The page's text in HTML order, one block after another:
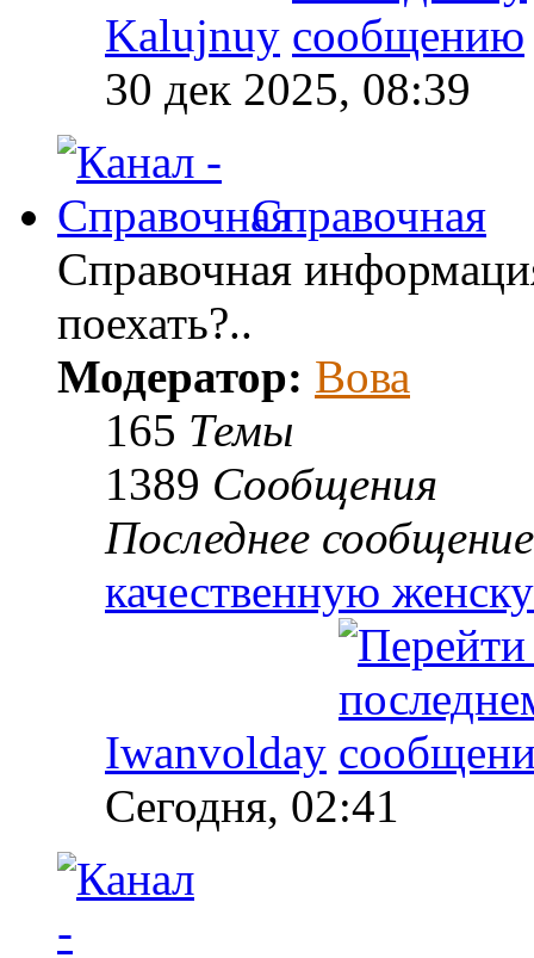
Kalujnuy
30 дек 2025, 08:39
Справочная
Справочная
поехать?..
Модератор: Вова
165 Темы
1389 Сообщения
Последнее сообщение
качественную
Iwanvolday
Сегодня, 02:41